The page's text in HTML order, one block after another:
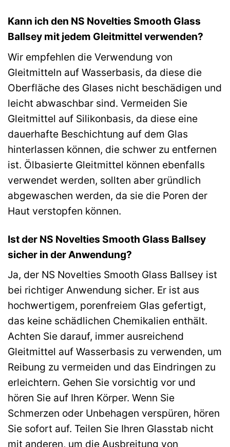
Kann ich den NS Novelties Smooth Glass
Ballsey mit jedem Gleitmittel verwenden?
Wir empfehlen die Verwendung von
Gleitmitteln auf Wasserbasis, da diese die
Oberfläche des Glases nicht beschädigen und
leicht abwaschbar sind. Vermeiden Sie
Gleitmittel auf Silikonbasis, da diese eine
dauerhafte Beschichtung auf dem Glas
hinterlassen können, die schwer zu entfernen
ist. Ölbasierte Gleitmittel können ebenfalls
verwendet werden, sollten aber gründlich
abgewaschen werden, da sie die Poren der
Haut verstopfen können.
Ist der NS Novelties Smooth Glass Ballsey
sicher in der Anwendung?
Ja, der NS Novelties Smooth Glass Ballsey ist
bei richtiger Anwendung sicher. Er ist aus
hochwertigem, porenfreiem Glas gefertigt,
das keine schädlichen Chemikalien enthält.
Achten Sie darauf, immer ausreichend
Gleitmittel auf Wasserbasis zu verwenden, um
Reibung zu vermeiden und das Eindringen zu
erleichtern. Gehen Sie vorsichtig vor und
hören Sie auf Ihren Körper. Wenn Sie
Schmerzen oder Unbehagen verspüren, hören
Sie sofort auf. Teilen Sie Ihren Glasstab nicht
mit anderen, um die Ausbreitung von